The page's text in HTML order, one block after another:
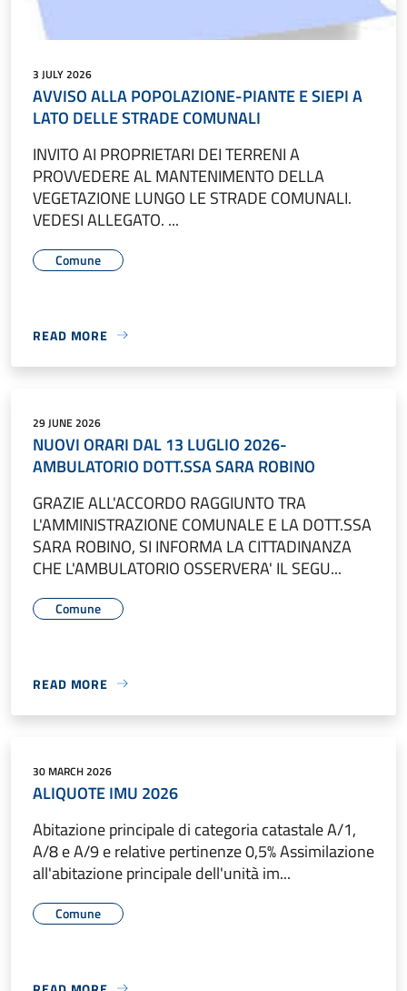
3 JULY 2026
AVVISO ALLA POPOLAZIONE-PIANTE E SIEPI A
LATO DELLE STRADE COMUNALI
INVITO AI PROPRIETARI DEI TERRENI A
PROVVEDERE AL MANTENIMENTO DELLA
VEGETAZIONE LUNGO LE STRADE COMUNALI.
VEDESI ALLEGATO. ...
Comune
READ MORE
29 JUNE 2026
NUOVI ORARI DAL 13 LUGLIO 2026-
AMBULATORIO DOTT.SSA SARA ROBINO
GRAZIE ALL'ACCORDO RAGGIUNTO TRA
L'AMMINISTRAZIONE COMUNALE E LA DOTT.SSA
SARA ROBINO, SI INFORMA LA CITTADINANZA
CHE L'AMBULATORIO OSSERVERA' IL SEGU...
Comune
READ MORE
30 MARCH 2026
ALIQUOTE IMU 2026
Abitazione principale di categoria catastale A/1,
A/8 e A/9 e relative pertinenze 0,5% Assimilazione
all'abitazione principale dell'unità im...
Comune